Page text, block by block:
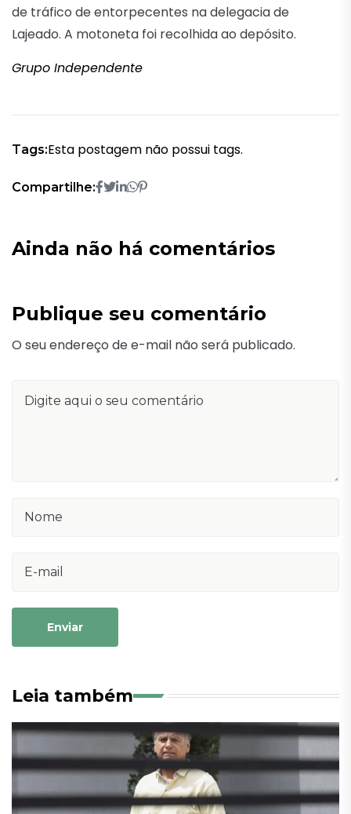
de tráfico de entorpecentes na delegacia de
Lajeado. A motoneta foi recolhida ao depósito.
Grupo Independente
Tags:Esta postagem não possui tags.
Compartilhe:
Ainda não há comentários
Publique seu comentário
O seu endereço de e-mail não será publicado.
Enviar
Leia também